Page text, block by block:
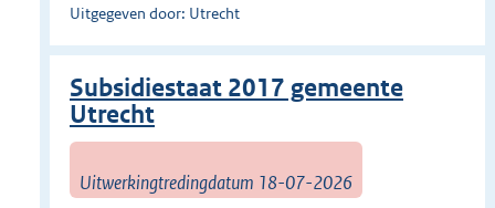
Uitgegeven door: Utrecht
Subsidiestaat 2017 gemeente
Utrecht
Uitwerkingtredingdatum 18-07-2026